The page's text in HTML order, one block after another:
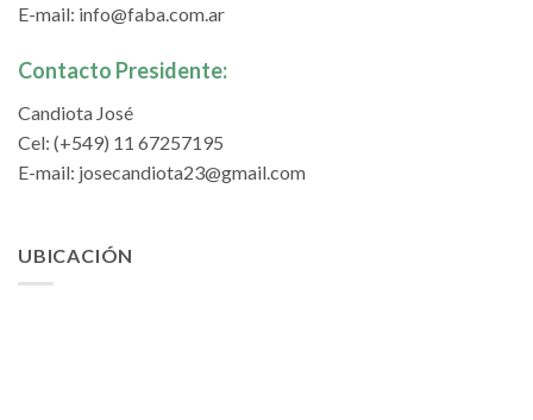
E-mail: info@faba.com.ar
Contacto Presidente:
Candiota José
Cel: (+549) 11 67257195
E-mail: josecandiota23@gmail.com
UBICACIÓN